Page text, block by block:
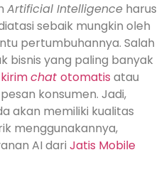
Artificial Intelligence harus
sebaik mungkin oleh
pertumbuhannya. Salah
bisnis yang paling banyak
chat otomatis atau
konsumen. Jadi,
akan memiliki kualitas
menggunakannya,
AI dari Jatis Mobile